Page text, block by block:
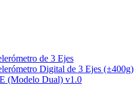
de 3 Ejes
Digital de 3 Ejes (±400g)
(Modelo Dual) v1.0